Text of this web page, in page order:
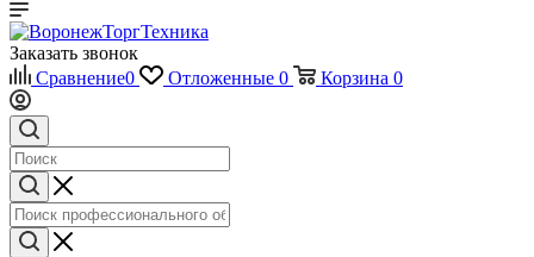
Заказать звонок
Сравнение0 Отложенные 0 Корзина 0